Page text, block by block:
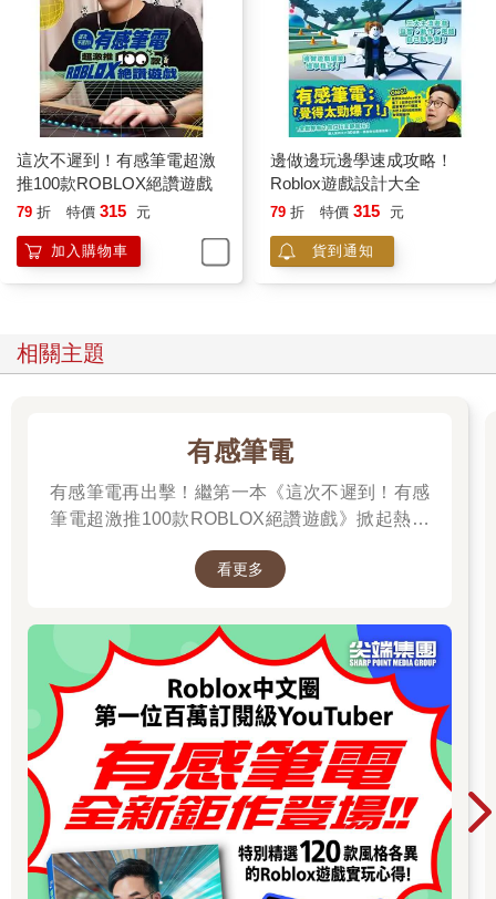
這次不遲到！有感筆電超激
推100款ROBLOX絕讚遊戲
79 折 特價 315 元
加入購物車
邊做邊玩邊學速成攻略！
Roblox遊戲設計大全
79 折 特價 315 元
貨到通知
相關主題
有感筆電
有感筆電再出擊！繼第一本《這次不遲到！有感
筆電超激推100款ROBLOX絕讚遊戲》掀起熱潮
看更多